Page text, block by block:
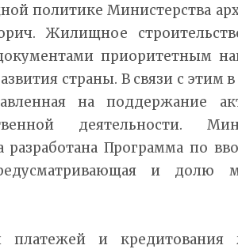
политике Министерства
Жилищное
приоритетным
страны. В связи с этим
на поддержание
деятельности.
разработана Программа по
и долю
платежей и кредитования